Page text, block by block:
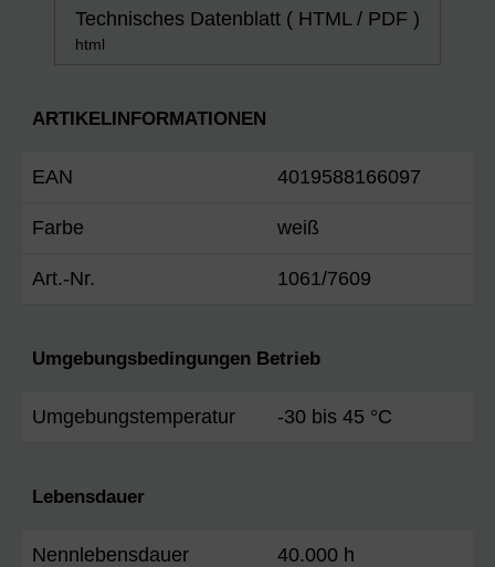
Technisches Datenblatt ( HTML / PDF )
html
ARTIKELINFORMATIONEN
EAN 4019588166097
Farbe weiß
Art.-Nr. 1061/7609
Umgebungsbedingungen Betrieb
Umgebungstemperatur -30 bis 45 °C
Lebensdauer
Nennlebensdauer 40.000 h